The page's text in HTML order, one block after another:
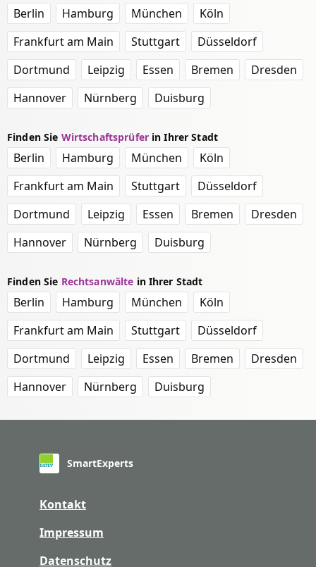
Berlin Hamburg München
Köln
Frankfurt am Main
Stuttgart
Düsseldorf
Dortmund
Leipzig Essen Bremen
Dresden
Hannover
Nürnberg Duisburg
Finden Sie Wirtschaftsprüferin Ihrer Stadt
Berlin Hamburg München
Köln
Frankfurt am Main
Stuttgart
Düsseldorf
Dortmund
Leipzig Essen Bremen
Dresden
Hannover
Nürnberg Duisburg
Finden Sie Rechtsanwälte in Ihrer Stadt
Berlin Hamburg München
Köln
Frankfurt am Main
Stuttgart
Düsseldorf
Dortmund
Leipzig Essen Bremen
Dresden
Hannover
Nürnberg Duisburg
SmartExperts
Kontakt
Impressum
Datenschutz